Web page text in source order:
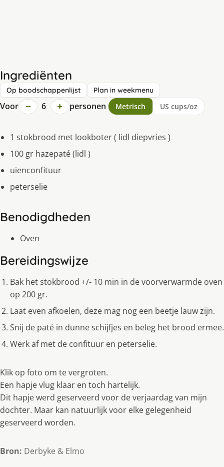
Ingrediënten
Op boodschappenlijst Plan in weekmenu
Voor − 6 + personen Metrisch US cups/oz
1 stokbrood met lookboter ( lidl diepvries )
100 gr hazepaté (lidl )
uienconfituur
peterselie
Benodigdheden
Oven
Bereidingswijze
Bak het stokbrood +/- 10 min in de voorverwarmde oven
op 200 gr.
Laat even afkoelen, deze mag nog een beetje lauw zijn.
Snij de paté in dunne schijfjes en beleg het brood ermee.
Werk af met de confituur en peterselie.
Klik op foto om te vergroten.
Een hapje vlug klaar en toch hartelijk.
Dit hapje werd geserveerd voor de verjaardag van mijn
dochter. Maar kan natuurlijk voor elke gelegenheid
geserveerd worden.
Bron: Derbyke & Elmo